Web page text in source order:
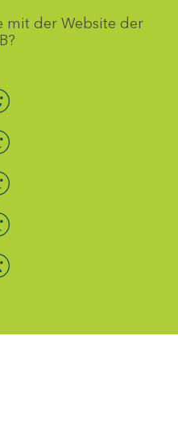
mit der Website der
auswählen